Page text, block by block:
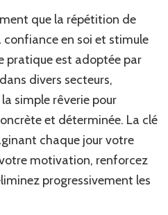
que la répétition de
en soi et stimule
pratique est adoptée par
divers secteurs,
simple rêverie pour
et déterminée. La clé
chaque jour votre
motivation, renforcez
progressivement les